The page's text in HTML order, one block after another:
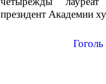
президент Академии